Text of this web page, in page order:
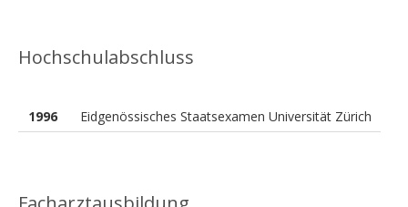
Hochschulabschluss
1996 Eidgenössisches Staatsexamen Universität Zürich